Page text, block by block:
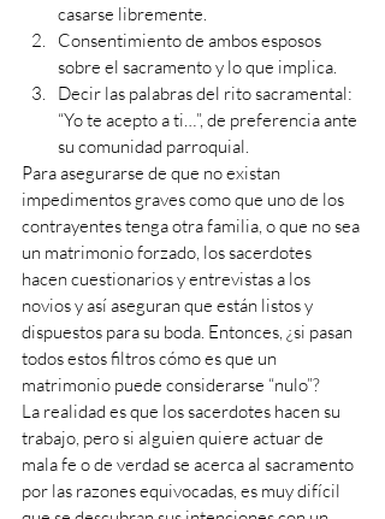
casarse libremente.
Consentimiento de ambos esposos
sobre el sacramento y lo que implica.
Decir las palabras del rito sacramental:
“Yo te acepto a ti…”, de preferencia ante
su comunidad parroquial.
Para asegurarse de que no existan
impedimentos graves como que uno de los
contrayentes tenga otra familia, o que no sea
un matrimonio forzado, los sacerdotes
hacen cuestionarios y entrevistas a los
novios y así aseguran que están listos y
dispuestos para su boda. Entonces, ¿si pasan
todos estos filtros cómo es que un
matrimonio puede considerarse “nulo”?
La realidad es que los sacerdotes hacen su
trabajo, pero si alguien quiere actuar de
mala fe o de verdad se acerca al sacramento
por las razones equivocadas, es muy difícil